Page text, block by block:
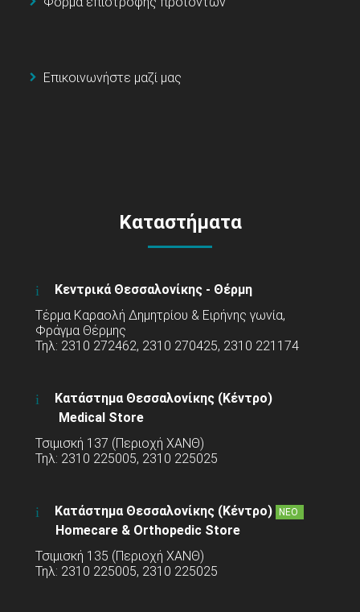
Επικοινωνήστε μαζί μας
Καταστήματα
Κεντρικά Θεσσαλονίκης - Θέρμη
Τέρμα Καραολή Δημητρίου & Ειρήνης γωνία,
Φράγμα Θέρμης
Τηλ: 2310 272462, 2310 270425, 2310 221174
Κατάστημα Θεσσαλονίκης (Κέντρο)
Medical Store
Τσιμισκή 137 (Περιοχή ΧΑΝΘ)
Τηλ: 2310 225005, 2310 225025
Κατάστημα Θεσσαλονίκης (Κέντρο) ΝΕΟ
Homecare & Orthopedic Store
Τσιμισκή 135 (Περιοχή ΧΑΝΘ)
Τηλ: 2310 225005, 2310 225025